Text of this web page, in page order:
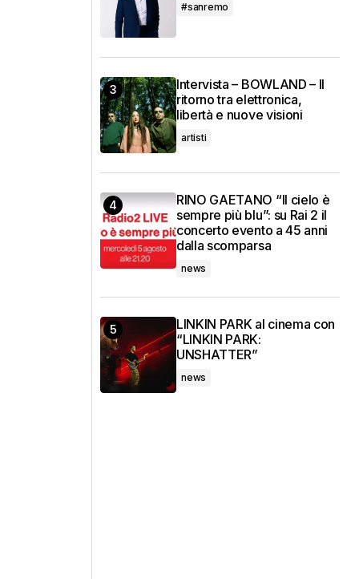
#sanremo
Intervista – BOWLAND – Il
ritorno tra elettronica,
libertà e nuove visioni
artisti
RINO GAETANO “Il cielo è
sempre più blu”: su Rai 2 il
concerto evento a 45 anni
dalla scomparsa
news
LINKIN PARK al cinema con
“LINKIN PARK:
UNSHATTER”
news